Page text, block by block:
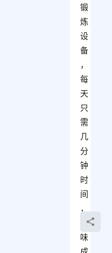
锻
炼
设
备
，
每
天
只
需
几
分
钟
时
间
，
趣
味